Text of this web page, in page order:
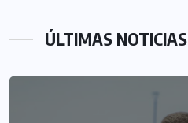
ÚLTIMAS NOTICIAS